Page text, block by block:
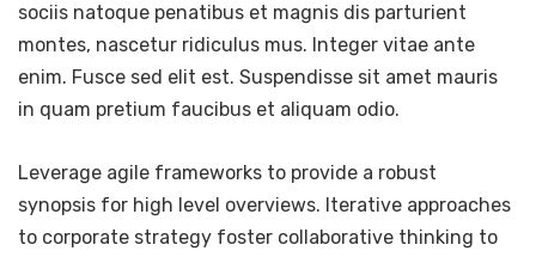
sociis natoque penatibus et magnis dis parturient
montes, nascetur ridiculus mus. Integer vitae ante
enim. Fusce sed elit est. Suspendisse sit amet mauris
in quam pretium faucibus et aliquam odio.
Leverage agile frameworks to provide a robust
synopsis for high level overviews. Iterative approaches
to corporate strategy foster collaborative thinking to